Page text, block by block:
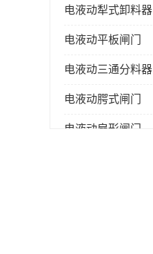
电液动犁式卸料器
电液动平板闸门
电液动三通分料器
电液动腭式闸门
电液动扇形闸门